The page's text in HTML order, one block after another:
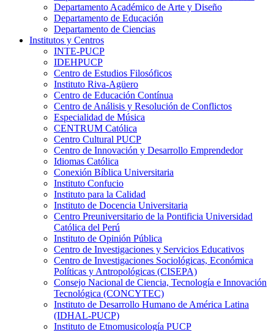
Departamento Académico de Arte y Diseño
Departamento de Educación
Departamento de Ciencias
Institutos y Centros
INTE-PUCP
IDEHPUCP
Centro de Estudios Filosóficos
Instituto Riva-Agüero
Centro de Educación Contínua
Centro de Análisis y Resolución de Conflictos
Especialidad de Música
CENTRUM Católica
Centro Cultural PUCP
Centro de Innovación y Desarrollo Emprendedor
Idiomas Católica
Conexión Bíblica Universitaria
Instituto Confucio
Instituto para la Calidad
Instituto de Docencia Universitaria
Centro Preuniversitario de la Pontificia Universidad
Católica del Perú
Instituto de Opinión Pública
Centro de Investigaciones y Servicios Educativos
Centro de Investigaciones Sociológicas, Económica
Políticas y Antropológicas (CISEPA)
Consejo Nacional de Ciencia, Tecnología e Innovación
Tecnológica (CONCYTEC)
Instituto de Desarrollo Humano de América Latina
(IDHAL-PUCP)
Instituto de Etnomusicología PUCP